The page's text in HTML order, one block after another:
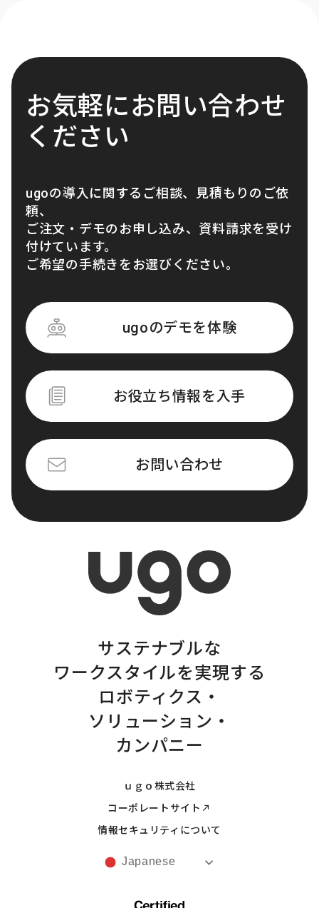
お気軽にお問い合わせ
ください
ugoの導入に関するご相談、見積もりのご依
頼、
ご注文・デモのお申し込み、資料請求を受け
付けています。
ご希望の手続きをお選びください。
ugoのデモを体験
お役立ち情報を入手
お問い合わせ
サステナブルな
ワークスタイルを実現する
ロボティクス・
ソリューション・
カンパニー
ｕｇｏ株式会社
コーポレートサイト
情報セキュリティについて
Japanese